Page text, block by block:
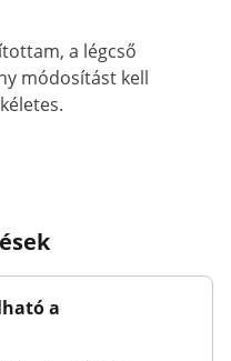
a légcső
módosítást kell
a